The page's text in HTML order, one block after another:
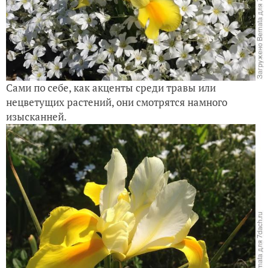
Сами по себе, как акценты среди травы или
нецветущих растений, они смотрятся намного
изысканней.